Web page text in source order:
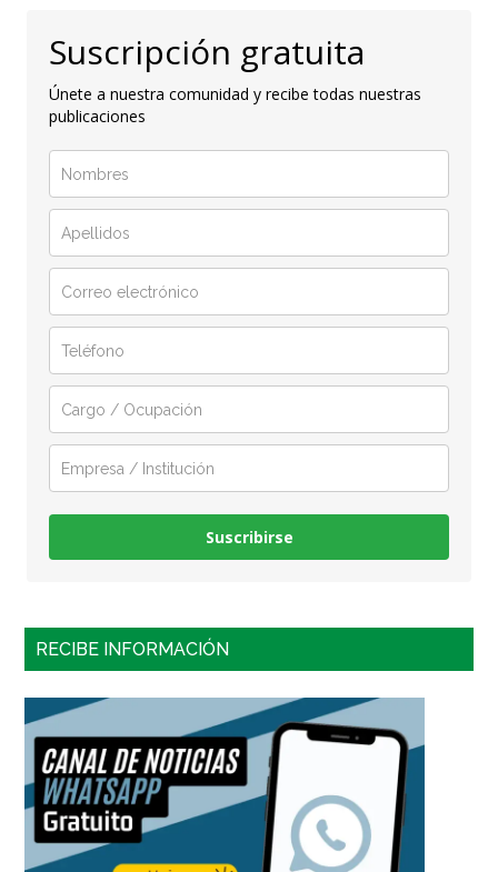
Suscripción gratuita
Únete a nuestra comunidad y recibe todas nuestras
publicaciones
Suscribirse
RECIBE INFORMACIÓN